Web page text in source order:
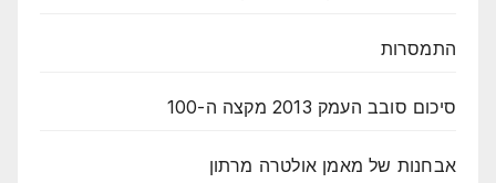
התמסרות
סיכום סובב העמק 2013 מקצה ה-100
אבחנות של מאמן אולטרה מרתון